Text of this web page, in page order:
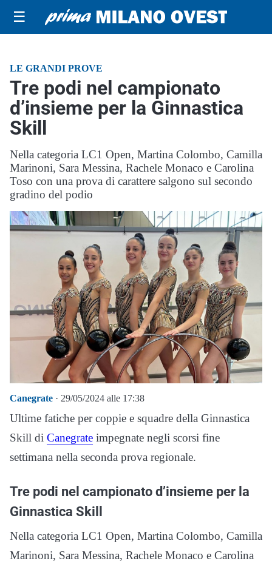
☰
LE GRANDI PROVE
Tre podi nel campionato
d’insieme per la Ginnastica
Skill
Nella categoria LC1 Open, Martina Colombo, Camilla
Marinoni, Sara Messina, Rachele Monaco e Carolina
Toso con una prova di carattere salgono sul secondo
gradino del podio
Canegrate · 29/05/2024 alle 17:38
Ultime fatiche per coppie e squadre della Ginnastica
Skill di Canegrate impegnate negli scorsi fine
settimana nella seconda prova regionale.
Tre podi nel campionato d’insieme per la
Ginnastica Skill
Nella categoria LC1 Open, Martina Colombo, Camilla
Marinoni, Sara Messina, Rachele Monaco e Carolina